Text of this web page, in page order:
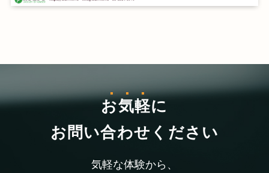
お気軽に
お問い合わせください
気軽な体験から、